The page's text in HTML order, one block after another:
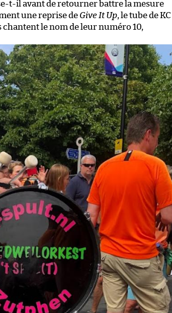
t-il avant de retourner battre la mesure
une reprise de Give It Up, le tube de KC
le nom de leur numéro 10,